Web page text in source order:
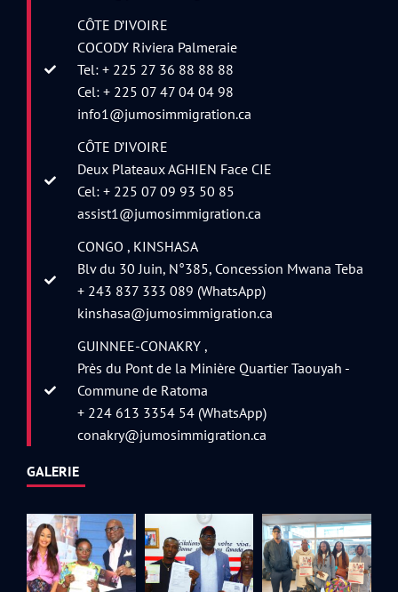
CÔTE D’IVOIRE
COCODY Riviera Palmeraie
Tel: + 225 27 36 88 88 88
Cel: + 225 07 47 04 04 98
info1@jumosimmigration.ca
CÔTE D’IVOIRE
Deux Plateaux AGHIEN Face CIE
Cel: + 225 07 09 93 50 85
assist1@jumosimmigration.ca
CONGO , KINSHASA
Blv du 30 Juin, N°385, Concession Mwana Teba
+ 243 837 333 089 (WhatsApp)
kinshasa@jumosimmigration.ca
GUINNEE-CONAKRY ,
Près du Pont de la Minière Quartier Taouyah -
Commune de Ratoma
+ 224 613 3354 54 (WhatsApp)
conakry@jumosimmigration.ca
GALERIE